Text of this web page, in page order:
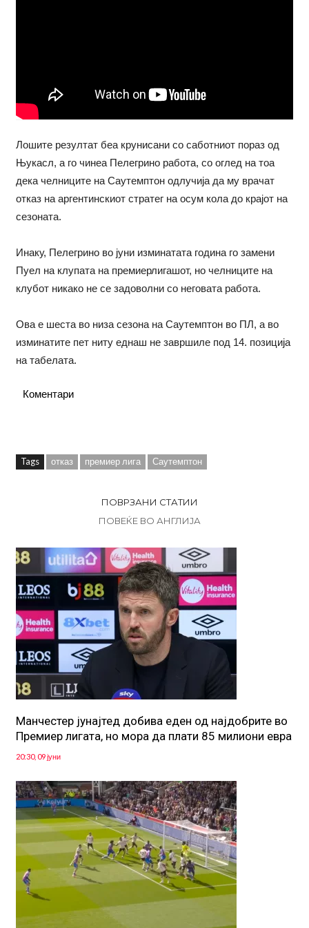
Лошите резултат беа крунисани со саботниот пораз од
Њукасл, а го чинеа Пелегрино работа, со оглед на тоа
дека челниците на Саутемптон одлучија да му врачат
отказ на аргентинскиот стратег на осум кола до крајот на
сезоната.
Инаку, Пелегрино во јуни изминатата година го замени
Пуел на клупата на премиерлигашот, но челниците на
клубот никако не се задоволни со неговата работа.
Ова е шеста во низа сезона на Саутемптон во ПЛ, а во
изминатите пет ниту еднаш не завршиле под 14. позиција
на табелата.
Коментари
Tags отказ премиер лига Саутемптон
ПОВРЗАНИ СТАТИИ
ПОВЕЌЕ ВО АНГЛИЈА
Манчестер јунајтед добива еден од најдобрите во
Премиер лигата, но мора да плати 85 милиони евра
20:30, 09 јуни